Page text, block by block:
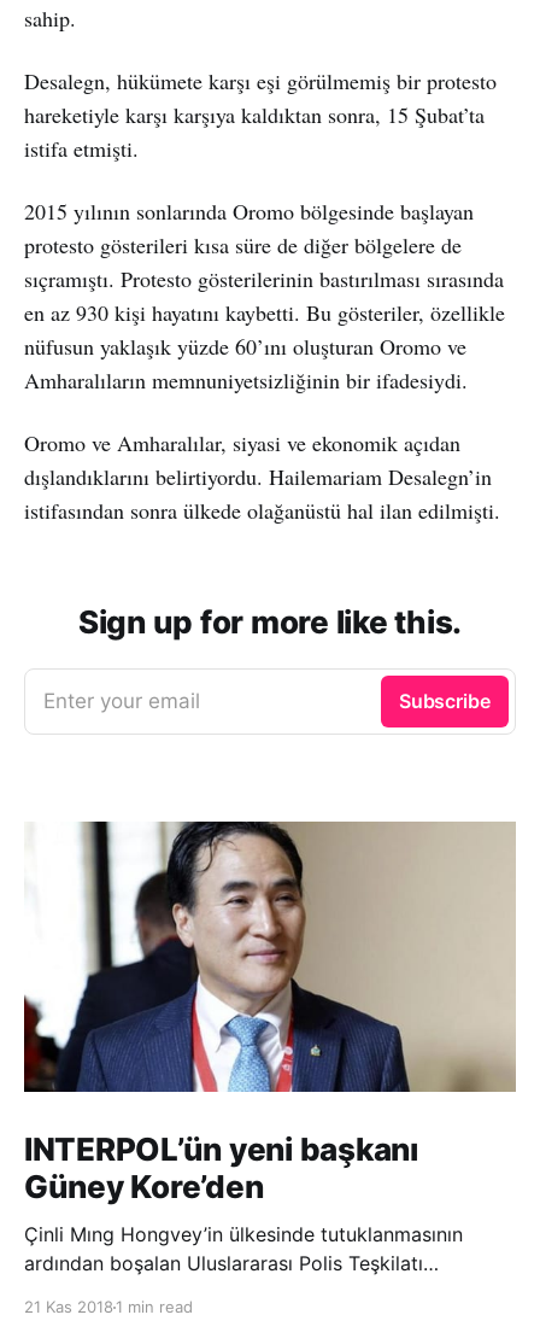
sahip.
Desalegn, hükümete karşı eşi görülmemiş bir protesto
hareketiyle karşı karşıya kaldıktan sonra, 15 Şubat’ta
istifa etmişti.
2015 yılının sonlarında Oromo bölgesinde başlayan
protesto gösterileri kısa süre de diğer bölgelere de
sıçramıştı. Protesto gösterilerinin bastırılması sırasında
en az 930 kişi hayatını kaybetti. Bu gösteriler, özellikle
nüfusun yaklaşık yüzde 60’ını oluşturan Oromo ve
Amharalıların memnuniyetsizliğinin bir ifadesiydi.
Oromo ve Amharalılar, siyasi ve ekonomik açıdan
dışlandıklarını belirtiyordu. Hailemariam Desalegn’in
istifasından sonra ülkede olağanüstü hal ilan edilmişti.
Sign up for more like this.
Enter your email Subscribe
INTERPOL’ün yeni başkanı
Güney Kore’den
Çinli Mıng Hongvey’in ülkesinde tutuklanmasının
ardından boşalan Uluslararası Polis Teşkilatı
21 Kas 2018 1 min read